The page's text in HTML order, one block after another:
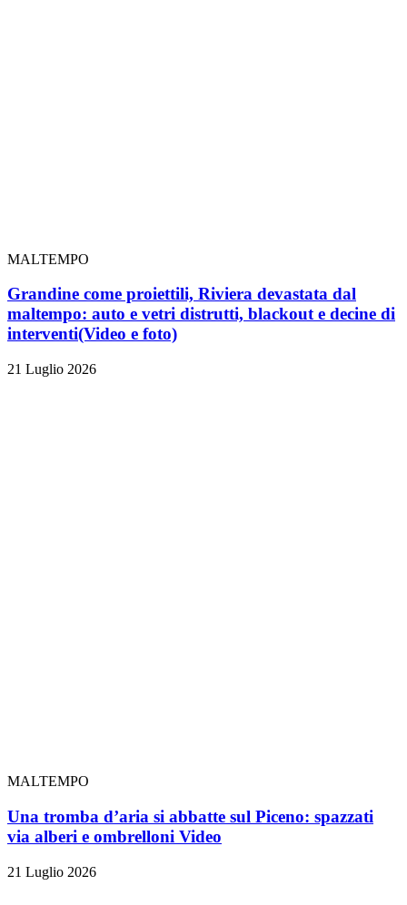
MALTEMPO
Grandine come proiettili, Riviera devastata dal
maltempo: auto e vetri distrutti, blackout e decine di
interventi(Video e foto)
21 Luglio 2026
MALTEMPO
Una tromba d’aria si abbatte sul Piceno: spazzati
via alberi e ombrelloni Video
21 Luglio 2026